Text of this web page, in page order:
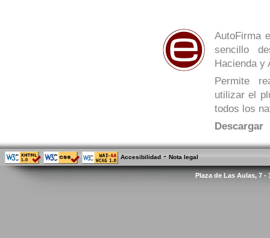
AutoFirma
sencillo
Hacienda y
Permite
utilizar el
todos los
Descargar
Accesibilidad - Nota legal
Plaza de Las Aulas, 7 -